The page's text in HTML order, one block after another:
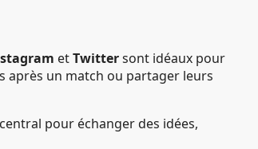
etTwittersont idéaux pour
après un match ou partager leurs
pour échanger des idées,